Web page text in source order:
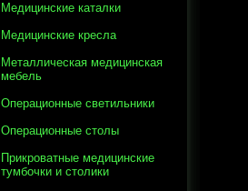
Медицинские каталки
Медицинские кресла
Металлическая медицинская
мебель
Операционные светильники
Операционные столы
Прикроватные медицинские
тумбочки и столики